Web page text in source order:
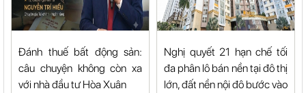
Đánh thuế bất động sản:
câu chuyện không còn xa
với nhà đầu tư Hòa Xuân
Nghị quyết 21 hạn chế tối
đa phân lô bán nền tại đô thị
lớn, đất nền nội đô bước vào